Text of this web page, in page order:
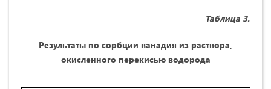
Таблица 3.
Результаты по сорбции ванадия из раствора,
окисленного перекисью водорода